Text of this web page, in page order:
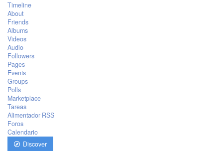
Timeline
About
Friends
Albums
Videos
Audio
Followers
Pages
Events
Groups
Polls
Marketplace
Tareas
Alimentador RSS
Foros
Calendario
Discover